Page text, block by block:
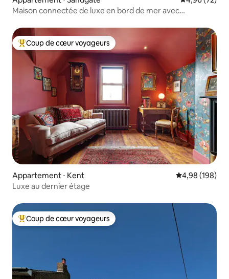
Maison connectée de luxe en bord de mer avec
Coups de cœur voyageurs les plus appréciés
Coup de cœur voyageurs
Appartement ⋅ Kent Évaluation
4,98 (198)
Luxe au dernier étage
Coups de cœur voyageurs les plus appréciés
Coup de cœur voyageurs